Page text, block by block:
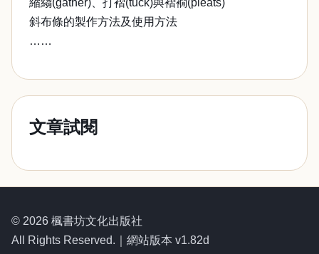
縮縐(gather)、打褶(tuck)與褶襉(pleats)
斜布條的製作方法及使用方法
……
文章試閱
© 2026 楓書坊文化出版社
All Rights Reserved.｜網站版本 v1.82d